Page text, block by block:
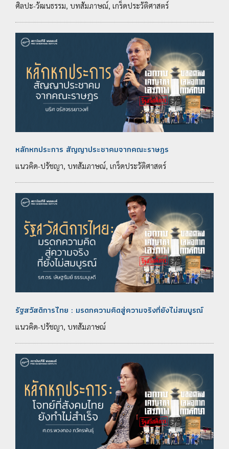
ศิลปะ-วัฒนธรรม, บทสัมภาษณ์, เกร็ดประวัติศาสตร์
หลักหกประการ สัญญาประชาคมจากคณะราษฎร
แนวคิด-ปรัชญา, บทสัมภาษณ์, เกร็ดประวัติศาสตร์
รัฐสวัสดิการไทย : มรดกความคิดสู่ความจริงที่ยังไม่สมบูรณ์
แนวคิด-ปรัชญา, บทสัมภาษณ์